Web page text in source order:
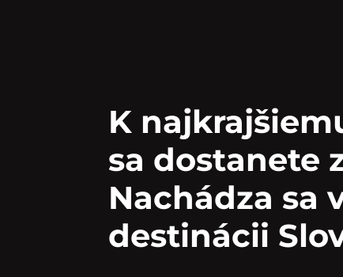
K
sa dostanete
Nachádza sa
destinácii